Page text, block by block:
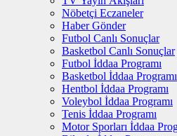
Nöbetçi Eczaneler
Haber Gönder
Futbol Canlı Sonuçlar
Basketbol Canlı Sonuçlar
Futbol İddaa Programı
Basketbol İddaa Programı
Hentbol İddaa Programı
Voleybol İddaa Programı
Tenis İddaa Programı
Motor Sporları İddaa